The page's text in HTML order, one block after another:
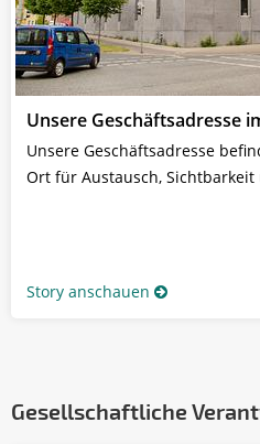
Unsere Geschäftsadresse
Unsere Geschäftsadresse
Ort für Austausch, Sichtbarkeit
Story anschauen
Gesellschaftliche